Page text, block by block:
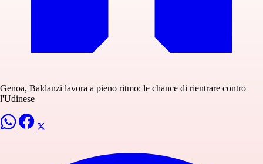
Genoa, Baldanzi lavora a pieno ritmo: le chance di rientrare contro
l'Udinese